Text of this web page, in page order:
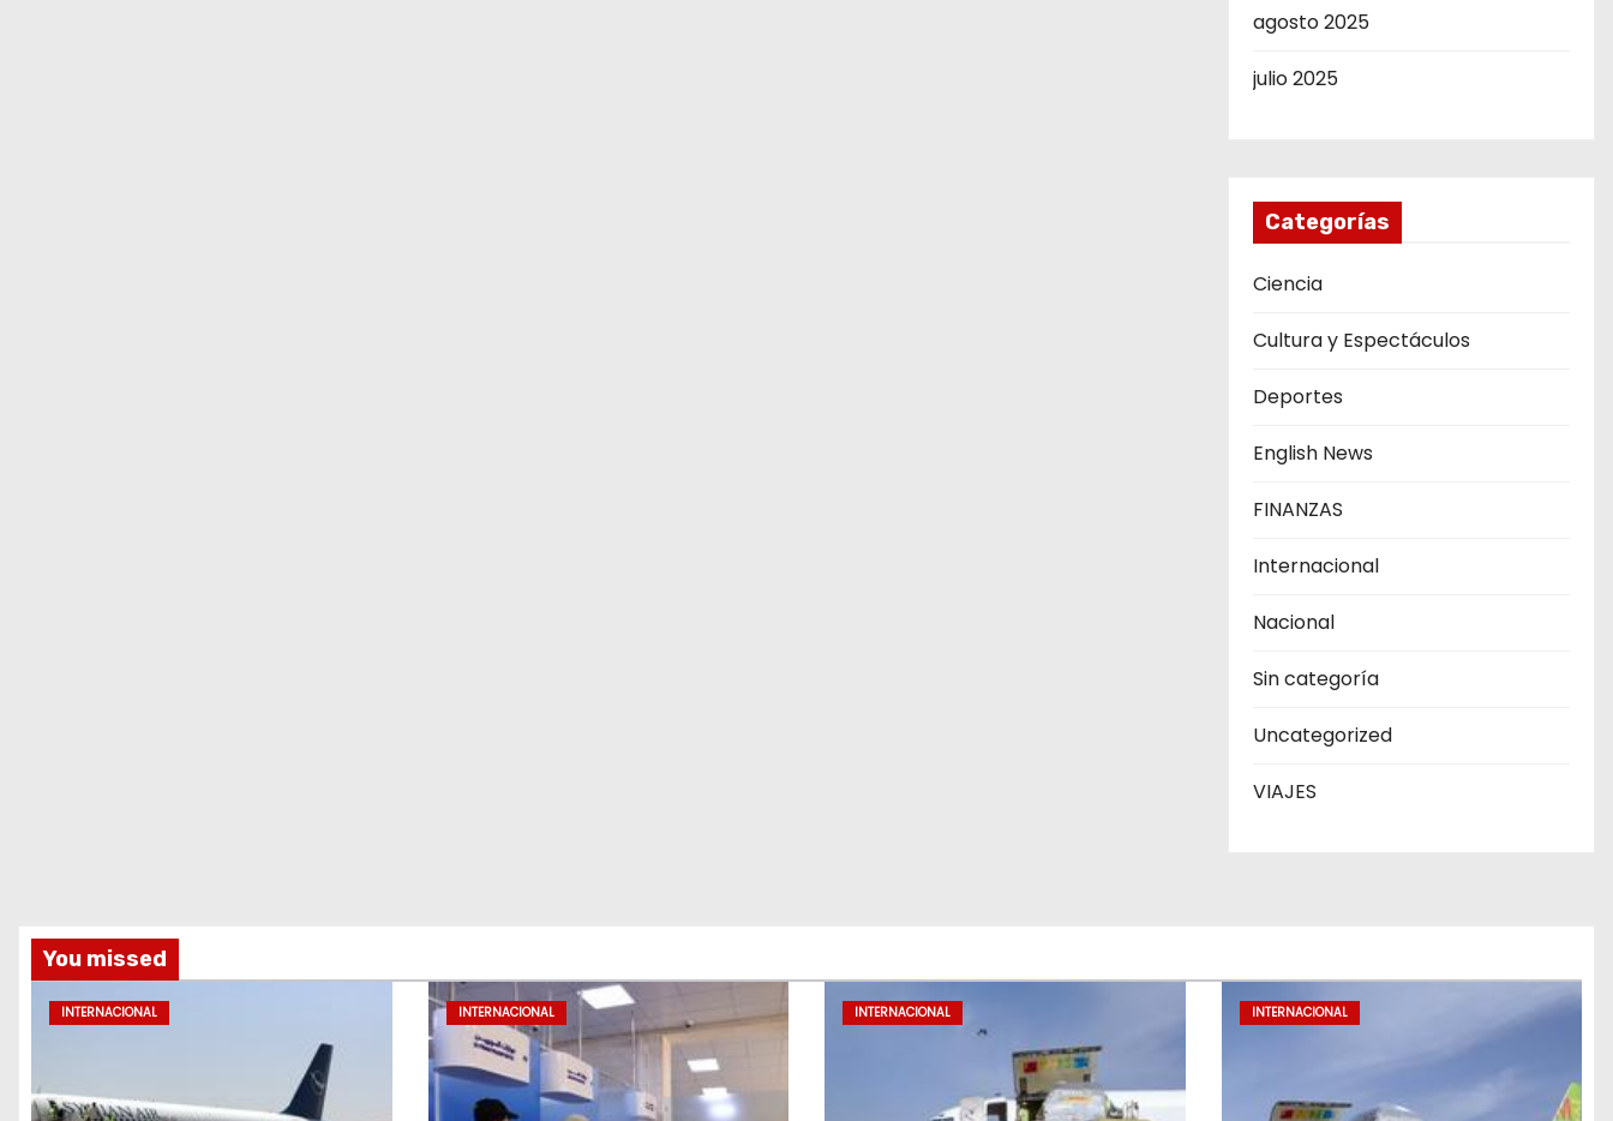
agosto 2025
julio 2025
Categorías
Ciencia
Cultura y Espectáculos
Deportes
English News
FINANZAS
Internacional
Nacional
Sin categoría
Uncategorized
VIAJES
You missed
INTERNACIONAL INTERNACIONAL INTERNACIONAL INTERNACIONAL